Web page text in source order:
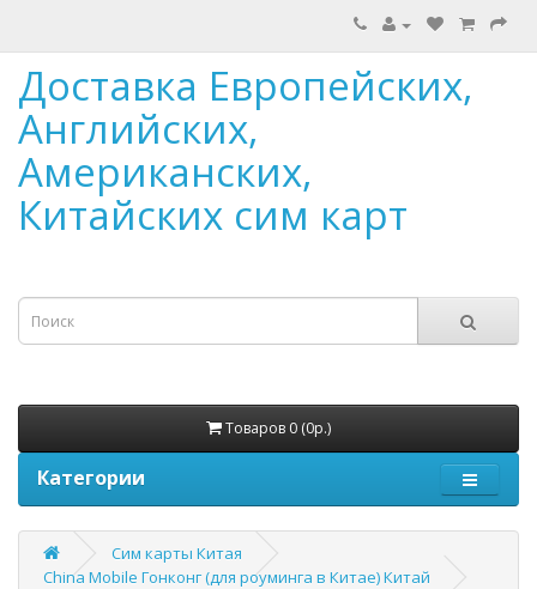
Доставка Европейских,
Английских,
Американских,
Китайских сим карт
Товаров 0 (0р.)
Категории
Сим карты Китая
China Mobile Гонконг (для роуминга в Китае) Китай